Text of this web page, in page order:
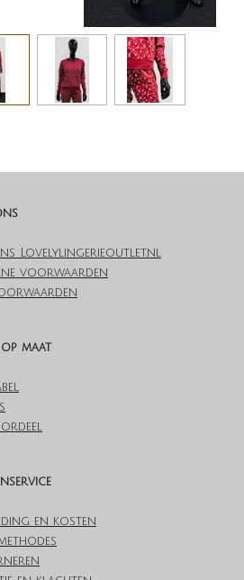
Lovelylingerieoutlet.nl
voorwaarden
maat
en kosten